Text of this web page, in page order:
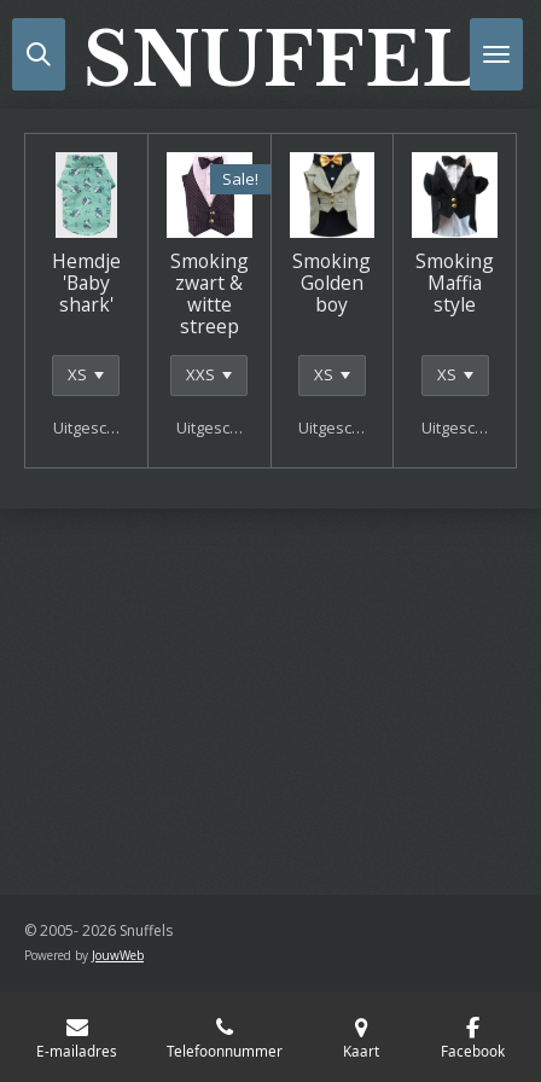
Ga
direct
hoofdinhoud
SNUFFELS
Hemdje
'Baby
shark'
Uitgeschakeld
Sale!
Smoking
zwart &
witte
streep
Uitgeschakeld
Smoking
Golden
boy
Uitgeschakeld
Smoking
Maffia
style
Uitgeschakeld
© 2005- 2026 Snuffels
Powered by JouwWeb
E-mailadres Telefoonnummer Kaart Facebook